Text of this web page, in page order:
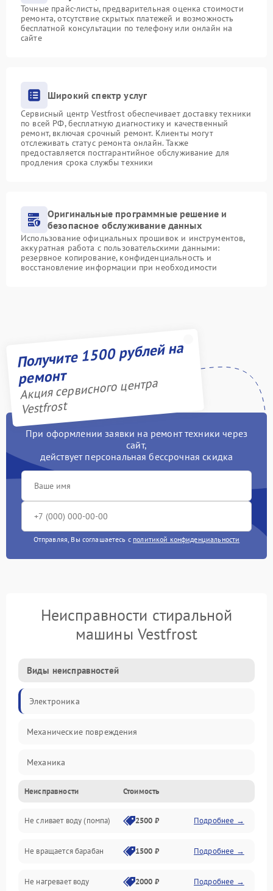
Точные прайс-листы, предварительная оценка стоимости
ремонта, отсутствие скрытых платежей и возможность
бесплатной консультации по телефону или онлайн на
сайте
Широкий спектр услуг
Сервисный центр Vestfrost обеспечивает доставку техники
по всей РФ, бесплатную диагностику и качественный
ремонт, включая срочный ремонт. Клиенты могут
отслеживать статус ремонта онлайн. Также
предоставляется постгарантийное обслуживание для
продления срока службы техники
Оригинальные программные решение и
безопасное обслуживание данных
Использование официальных прошивок и инструментов,
аккуратная работа с пользовательскими данными:
резервное копирование, конфиденциальность и
восстановление информации при необходимости
Получите 1500 рублей на
ремонт
Акция сервисного центра
Vestfrost
При оформлении заявки на ремонт техники через
сайт,
действует персональная бессрочная скидка
Отправляя, Вы соглашаетесь с политикой конфиденциальности
Неисправности стиральной
машины Vestfrost
Виды неисправностей
Электроника
Механические повреждения
Механика
Электропитание
Водоснабжение
Слив
Программное обеспечение
Неисправности Стоимость
Не сливает воду (помпа) 2500 ₽ Подробнее →
Не вращается барабан 1500 ₽ Подробнее →
Не нагревает воду 2000 ₽ Подробнее →